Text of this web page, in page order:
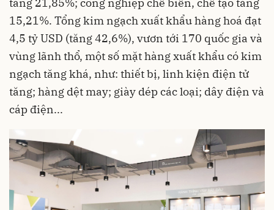
15,21%. Tổng kim ngạch xuất khẩu hàng hoá đạt
4,5 tỷ USD (tăng 42,6%), vươn tới 170 quốc gia và
vùng lãnh thổ, một số mặt hàng xuất khẩu có kim
ngạch tăng khá, như: thiết bị, linh kiện điện tử
tăng; hàng dệt may; giày dép các loại; dây điện và
cáp điện...